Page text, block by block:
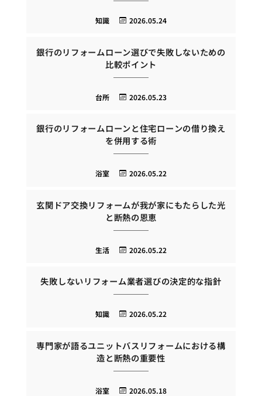
2026.05.24
知識
銀行のリフォームローン選びで失敗しないための
比較ポイント
2026.05.23
台所
銀行のリフォームローンと住宅ローンの借り換え
を併用する術
2026.05.22
浴室
玄関ドア交換リフォームが我が家にもたらした光
と断熱の恩恵
2026.05.22
生活
失敗しないリフォーム業者選びの決定的な指針
2026.05.22
知識
専門家が語るユニットバスリフォームにおける構
造と断熱の重要性
2026.05.18
浴室